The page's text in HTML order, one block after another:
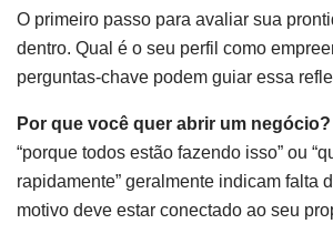
O primeiro passo para avaliar sua
dentro. Qual é o seu perfil como
perguntas-chave podem guiar essa
Por que você quer abrir um negócio?
“porque todos estão fazendo isso” ou
rapidamente” geralmente indicam falta
motivo deve estar conectado ao seu